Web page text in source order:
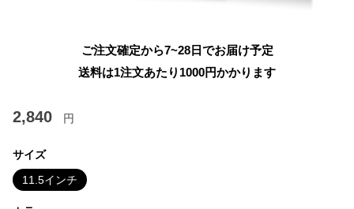
ご注文確定から7~28日でお届け予定
送料は1注文あたり 1000円かかります
2,840 円
サイズ
11.5インチ